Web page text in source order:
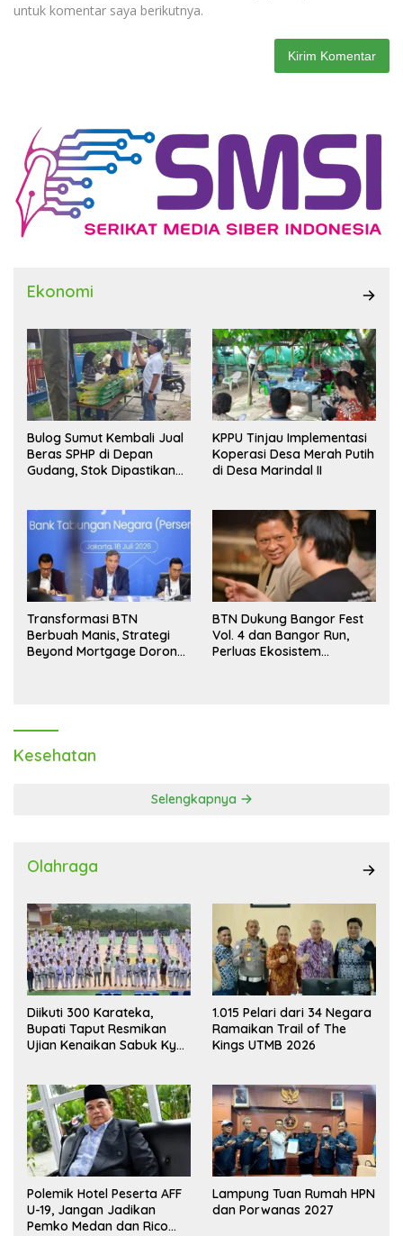
untuk komentar saya berikutnya.
Ekonomi
Bulog Sumut Kembali Jual
Beras SPHP di Depan
Gudang, Stok Dipastikan
KPPU Tinjau Implementasi
Koperasi Desa Merah Putih
di Desa Marindal II
Transformasi BTN
Berbuah Manis, Strategi
Beyond Mortgage Dorong
BTN Dukung Bangor Fest
Vol. 4 dan Bangor Run,
Perluas Ekosistem
Kesehatan
Selengkapnya
Olahraga
Diikuti 300 Karateka,
Bupati Taput Resmikan
Ujian Kenaikan Sabuk Kyu
1.015 Pelari dari 34 Negara
Ramaikan Trail of The
Kings UTMB 2026
Polemik Hotel Peserta AFF
U-19, Jangan Jadikan
Pemko Medan dan Rico
Lampung Tuan Rumah HPN
dan Porwanas 2027